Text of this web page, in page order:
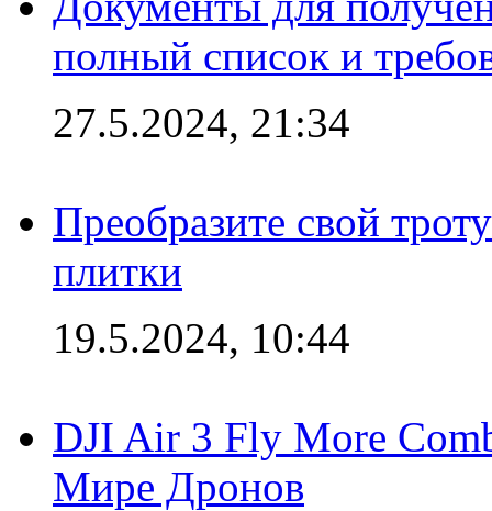
полный список и
27.5.2024, 21:34
Преобразите свой
плитки
19.5.2024, 10:44
DJI Air 3 Fly More
Мире Дронов